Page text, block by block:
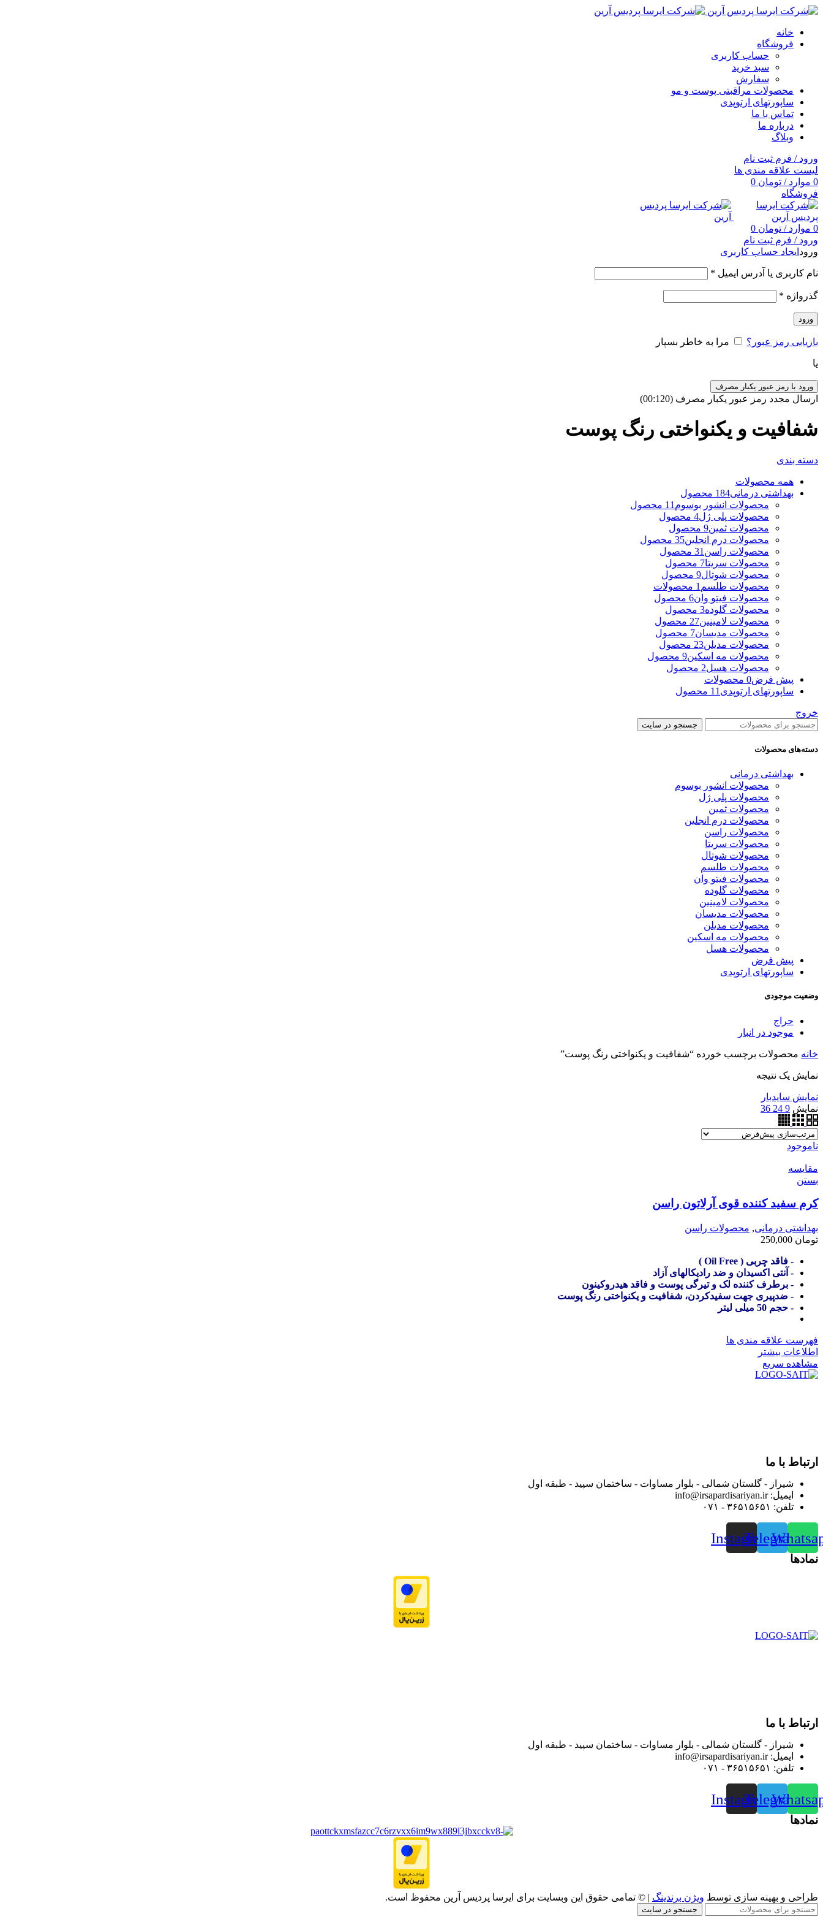
خانه
فروشگاه
حساب کاربری
سبد خرید
سفارش
محصولات مراقبتی پوست و مو
ساپورتهای ارتوپدی
تماس با ما
درباره ما
وبلاگ
ورود / فرم ثبت نام
لیست علاقه مندی ها
0 موارد / تومان
فروشگاه
0 موارد / تومان
ورود / فرم ثبت نام
ورود ایجاد حساب کاربری
نام کاربری یا آدرس ایمیل *
گذرواژه *
ورود
بازیابی رمز عبور؟ مرا به خاطر بسپار
یا
ورود با رمز عبور یکبار مصرف
ارسال مجدد رمز عبور یکبار مصرف (00:
120
)
شفافیت و یکنواختی رنگ پوست
دسته بندی
همه محصولات
بهداشتی درمانی184 محصول
محصولات انشور بوسوم 11 محصول
محصولات پلی ژل4 محصول
محصولات ثمین9 محصول
محصولات درم انجلین35 محصول
محصولات راسن 31 محصول
محصولات سریتا7 محصول
محصولات شوتال9 محصول
محصولات طلسم 1 محصولات
محصولات فیتو وان6 محصول
محصولات گلوده3 محصول
محصولات لامینین27 محصول
محصولات مدیسان7 محصول
محصولات مدیلن23 محصول
محصولات مه اسکین9 محصول
محصولات هسل2 محصول
پیش فرض0 محصولات
ساپورتهای ارتوپدی 11 محصول
خروج
جستجو در سایت
دسته‌های محصولات
بهداشتی درمانی
محصولات انشور بوسوم
محصولات پلی ژل
محصولات ثمین
محصولات درم انجلین
محصولات راسن
محصولات سریتا
محصولات شوتال
محصولات طلسم
محصولات فیتو وان
محصولات گلوده
محصولات لامینین
محصولات مدیسان
محصولات مدیلن
محصولات مه اسکین
محصولات هسل
پیش فرض
ساپورتهای ارتوپدی
وضعیت موجودی
حراج
موجود در انبار
خانه محصولات برچسب خورده “شفافیت و یکنواختی رنگ پوست”
نمایش یک نتیجه
نمایش سایدبار
نمایش 9
24
36
ناموجود
مقایسه
بستن
کرم سفید کننده قوی آرلاتون راسن
بهداشتی درمانی, محصولات راسن
تومان
- فاقد چربی ( Oil Free )
- آنتی اکسیدان و ضد رادیکالهای آزاد
- برطرف کننده لک و تیرگی پوست و فاقد هیدروکینون
- ضدپیری جهت سفیدکردن، شفافیت و یکنواختی رنگ پوست
- حجم 50 میلی لیتر
فهرست علاقه مندی ها
اطلاعات بیشتر
مشاهده سریع
ارتباط با ما
شیراز - گلستان شمالی - بلوار مساوات - ساختمان سپید - طبقه اول
ایمیل: info@irsapardisariyan.ir
تلفن: ۳۶۵۱۵۶۵۱ - ۰۷۱
Telegram
Instagram
نمادها
ارتباط با ما
شیراز - گلستان شمالی - بلوار مساوات - ساختمان سپید - طبقه اول
ایمیل: info@irsapardisariyan.ir
تلفن: ۳۶۵۱۵۶۵۱ - ۰۷۱
Telegram
Instagram
نمادها
طراحی و بهینه سازی توسط ویژن برندینگ | © تمامی حقوق این وبسایت برای ایرسا پردیس آرین محفوظ است.
جستجو در سایت